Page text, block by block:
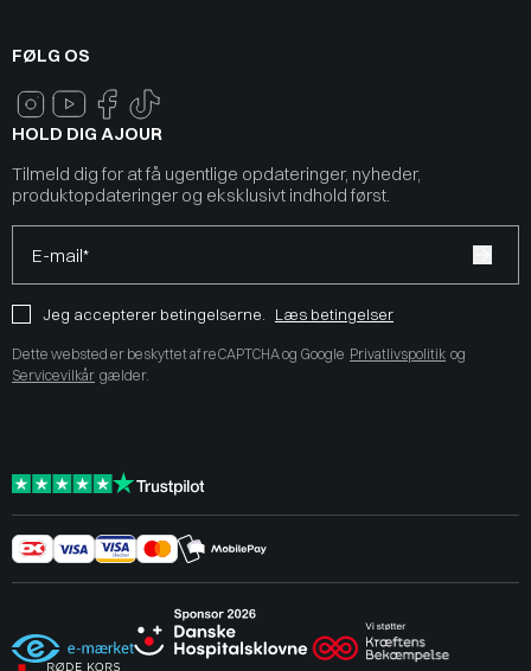
FØLG OS
HOLD DIG AJOUR
Tilmeld dig for at få ugentlige opdateringer, nyheder,
produktopdateringer og eksklusivt indhold først.
E-mail*
Jeg accepterer betingelserne. Læs betingelser
Dette websted er beskyttet af reCAPTCHA og Google Privatlivspolitik og
Servicevilkår gælder.